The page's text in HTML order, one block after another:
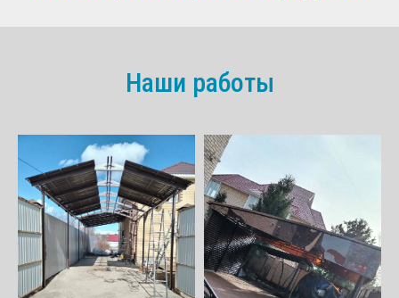
Наши работы